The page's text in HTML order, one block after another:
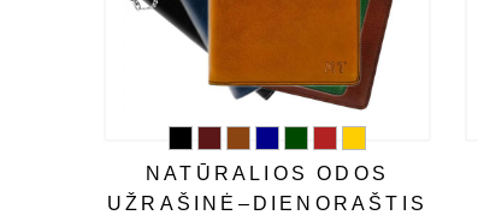
NATŪRALIOS ODOS
UŽRAŠINĖ–DIENORAŠTIS